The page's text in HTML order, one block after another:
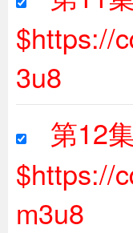
$https://
3u8
第12
$https://
m3u8